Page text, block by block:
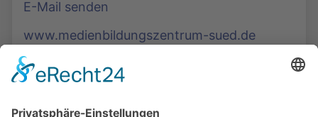
E-Mail senden
www.medienbildungszentrum-sued.de